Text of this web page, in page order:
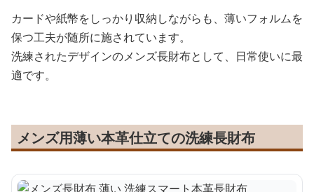
カードや紙幣をしっかり収納しながらも、薄いフォルムを
保つ工夫が随所に施されています。
洗練されたデザインのメンズ長財布として、日常使いに最
適です。
メンズ用薄い本革仕立ての洗練長財布